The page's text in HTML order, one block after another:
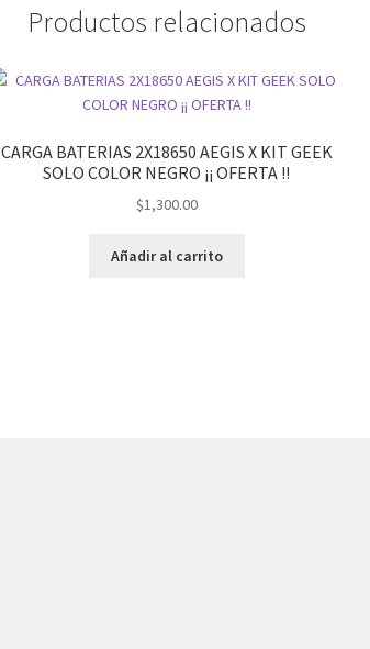
Productos relacionados
CARGA BATERIAS 2X18650 AEGIS X KIT GEEK
SOLO COLOR NEGRO ¡¡ OFERTA !!
$1,300.00
Añadir al carrito